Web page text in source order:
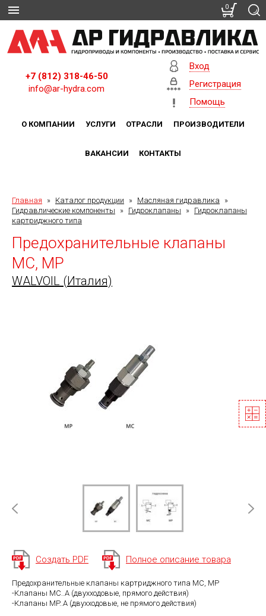
+7 (812) 318-46-50
info@ar-hydra.com
Вход
Регистрация
Помощь
О КОМПАНИИ УСЛУГИ ОТРАСЛИ ПРОИЗВОДИТЕЛИ
ВАКАНСИИ КОНТАКТЫ
Главная » Каталог продукции » Масляная гидравлика
»
Гидравлические компоненты
» Гидроклапаны » Гидроклапаны
картриджного типа
Предохранительные клапаны
MC, MP
WALVOIL (Италия)
Создать PDF Полное описание товара
Предохранительные клапаны картриджного типа MC, MP
-Клапаны MC..A (двухходовые, прямого действия)
-Клапаны MP..A (двухходовые, не прямого действия)
0